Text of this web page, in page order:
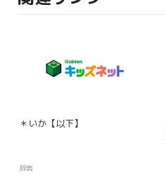
＊いか【以下】
辞典